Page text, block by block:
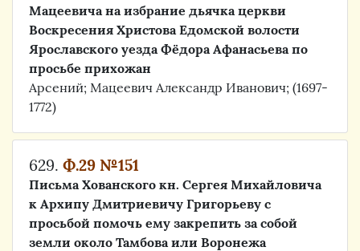
Мацеевича на избрание дьячка церкви
Воскресения Христова Едомской волости
Ярославского уезда Фёдора Афанасьева по
просьбе прихожан
Арсений; Мацеевич Александр Иванович; (1697-
1772)
629. Ф.29 №151
Письма Хованского кн. Сергея Михайловича
к Архипу Дмитриевичу Григорьеву с
просьбой помочь ему закрепить за собой
земли около Тамбова или Воронежа